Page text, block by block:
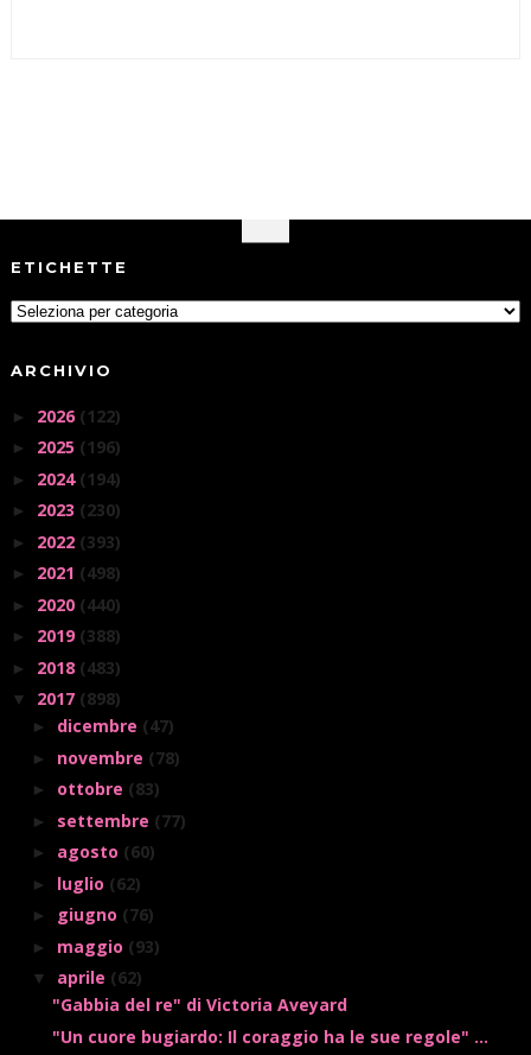
ETICHETTE
ARCHIVIO
► 2026 (122)
► 2025 (196)
► 2024 (194)
► 2023 (230)
► 2022 (393)
► 2021 (498)
► 2020 (440)
► 2019 (388)
► 2018 (483)
▼ 2017 (898)
► dicembre (47)
► novembre (78)
► ottobre (83)
► settembre (77)
► agosto (60)
► luglio (62)
► giugno (76)
► maggio (93)
▼ aprile (62)
"Gabbia del re" di Victoria Aveyard
"Un cuore bugiardo: Il coraggio ha le sue regole" ...